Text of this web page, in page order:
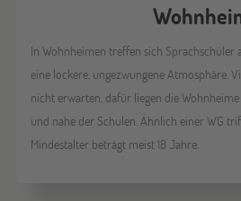
In Wohnheimen treffen sich Sprachschüler
eine lockere, ungezwungene Atmosphäre.
nicht erwarten, dafür liegen die
und nahe der Schulen. Ähnlich einer WG
Mindestalter beträgt meist 18 Jahre.